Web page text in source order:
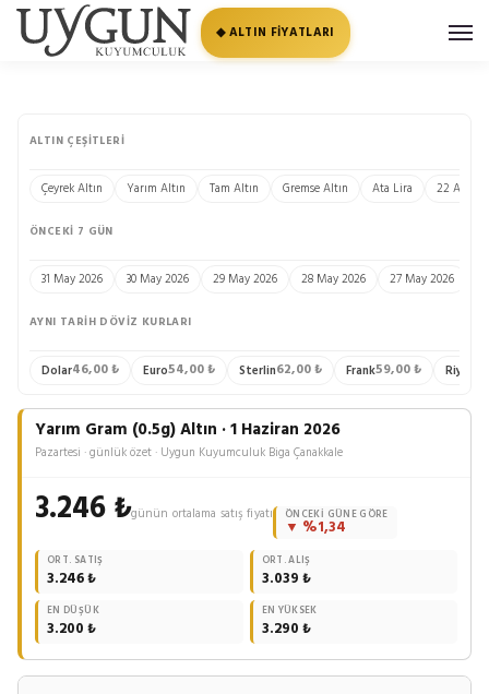
◆ ALTIN FİYATLARI
ALTIN ÇEŞITLERI
Çeyrek Altın Yarım Altın Tam Altın Gremse Altın Ata Lira 22 Ayar
ÖNCEKI 7 GÜN
31 May 2026 30 May 2026 29 May 2026 28 May 2026 27 May 2026
AYNI TARIH DÖVIZ KURLARI
Dolar46,00 ₺ Euro54,00 ₺ Sterlin62,00 ₺ Frank59,00 ₺ Riyal
Yarım Gram (0.5g) Altın · 1 Haziran 2026
Pazartesi · günlük özet · Uygun Kuyumculuk Biga Çanakkale
3.246 ₺günün ortalama satış fiyatı ÖNCEKI GÜNE GÖRE
▼ %1,34
ORT. SATIŞ
3.246 ₺
ORT. ALIŞ
3.039 ₺
EN DÜŞÜK
3.200 ₺
EN YÜKSEK
3.290 ₺